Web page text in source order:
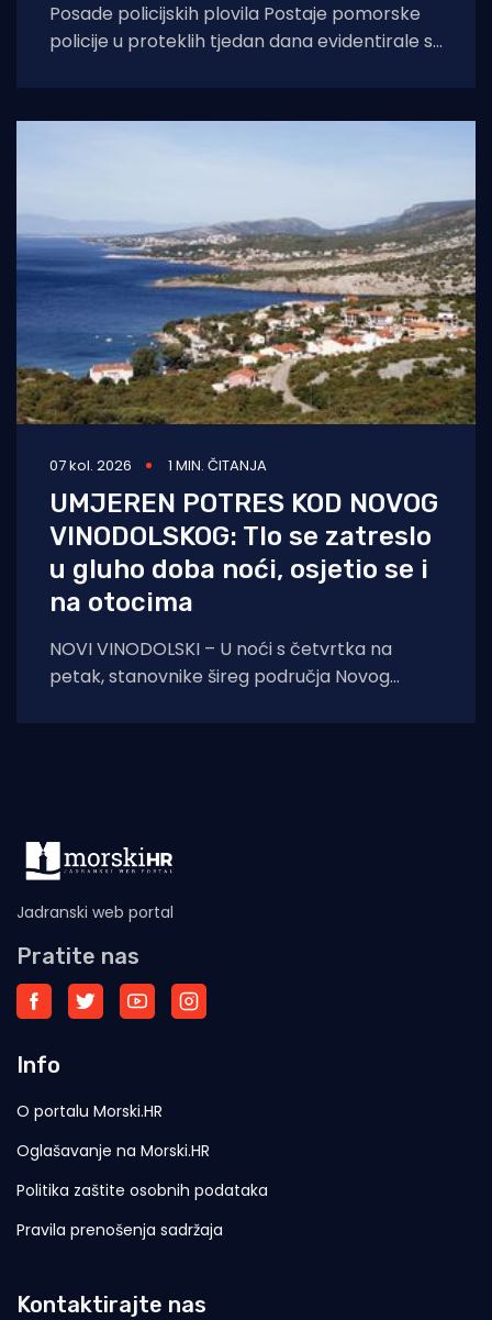
Posade policijskih plovila Postaje pomorske
policije u proteklih tjedan dana evidentirale su
07 kol. 2026 1 MIN. ČITANJA
UMJEREN POTRES KOD NOVOG
VINODOLSKOG: Tlo se zatreslo
u gluho doba noći, osjetio se i
na otocima
NOVI VINODOLSKI – U noći s četvrtka na
petak, stanovnike šireg područja Novog
Jadranski web portal
Pratite nas
Info
O portalu Morski.HR
Oglašavanje na Morski.HR
Politika zaštite osobnih podataka
Pravila prenošenja sadržaja
Kontaktirajte nas